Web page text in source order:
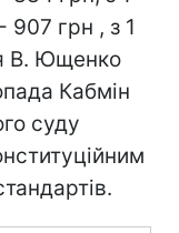
грн , з 1
В. Ющенко
Кабмін
суду